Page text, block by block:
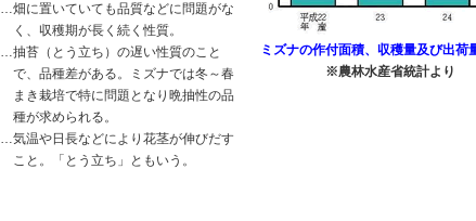
ミズナの作付面積、収穫量及び出荷
※農林水産省統計より
…畑に置いていても品質などに問題がな
く、収穫期が長く続く性質。
…抽苔（とう立ち）の遅い性質のこと
で、品種差がある。ミズナでは冬～春
まき栽培で特に問題となり晩抽性の品
種が求められる。
…気温や日長などにより花茎が伸びだす
こと。「とう立ち」ともいう。